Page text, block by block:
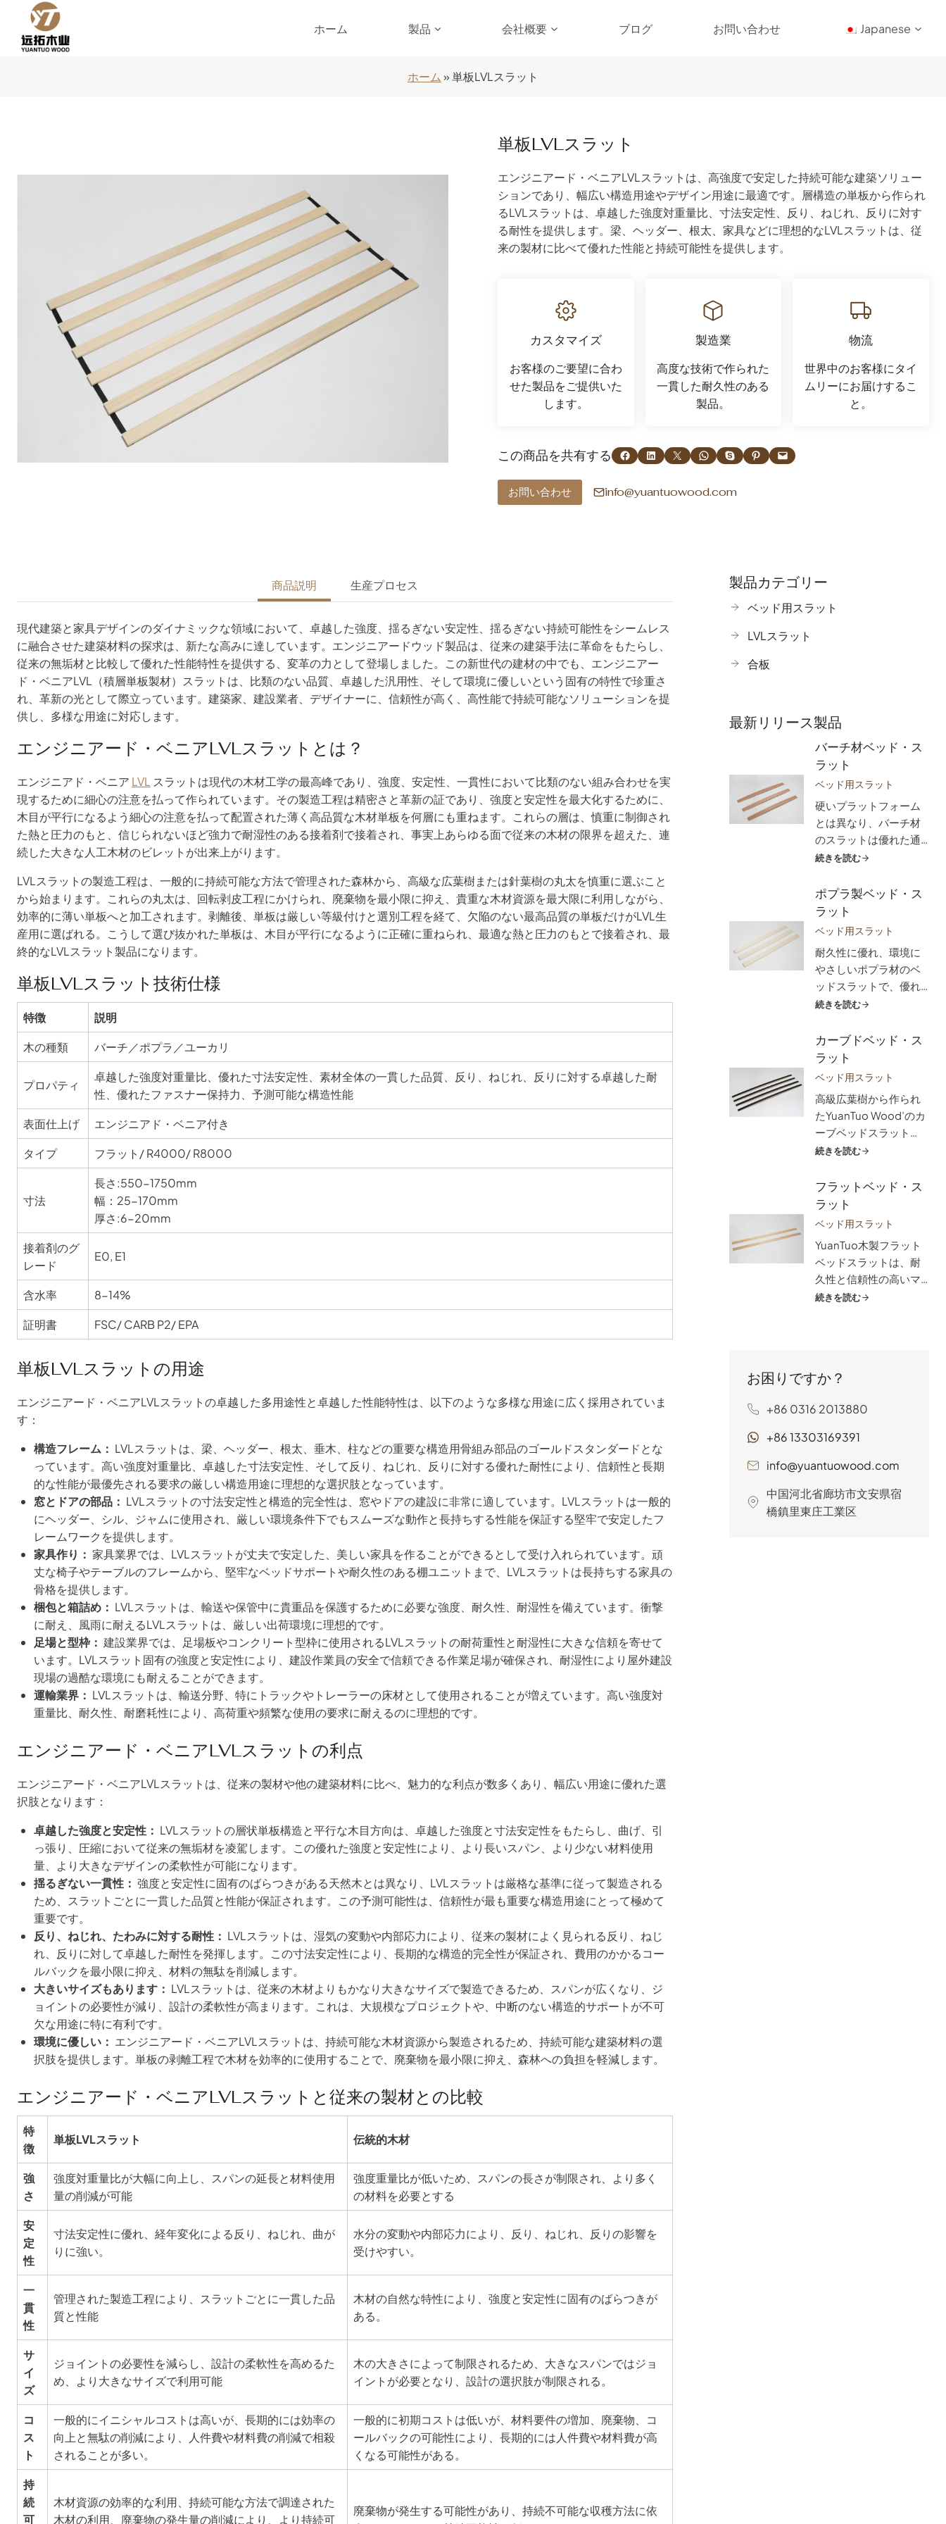
ホーム 製品 会社概要 ブログ お問い合わせ Japanese
ホーム »単板LVLスラット
単板LVLスラット
エンジニアード・ベニアLVLスラットは、高強度で安定した持続可能な建築ソリュー
ションであり、幅広い構造用途やデザイン用途に最適です。層構造の単板から作られ
るLVLスラットは、卓越した強度対重量比、寸法安定性、反り、ねじれ、反りに対す
る耐性を提供します。梁、ヘッダー、根太、家具などに理想的なLVLスラットは、従
来の製材に比べて優れた性能と持続可能性を提供します。
カスタマイズ
お客様のご要望に合わ
せた製品をご提供いた
します。
製造業
高度な技術で作られた
一貫した耐久性のある
製品。
物流
世界中のお客様にタイ
ムリーにお届けするこ
と。
この商品を共有する Facebookでシェアする LinkedInで共有する Xで共有する WhatsAppで共有 Skypeで共有 Pinterestで共有 このページをメールする
お問い合わせ info@yuantuowood.com
商品説明 生産プロセス
現代建築と家具デザインのダイナミックな領域において、卓越した強度、揺るぎない安定性、揺るぎない持続可能性をシームレス
に融合させた建築材料の探求は、新たな高みに達しています。エンジニアードウッド製品は、従来の建築手法に革命をもたらし、
従来の無垢材と比較して優れた性能特性を提供する、変革の力として登場しました。この新世代の建材の中でも、エンジニアー
ド・ベニアLVL（積層単板製材）スラットは、比類のない品質、卓越した汎用性、そして環境に優しいという固有の特性で珍重さ
れ、革新の光として際立っています。建築家、建設業者、デザイナーに、信頼性が高く、高性能で持続可能なソリューションを提
供し、多様な用途に対応します。
エンジニアード・ベニアLVLスラットとは？
エンジニアド・ベニア LVL スラットは現代の木材工学の最高峰であり、強度、安定性、一貫性において比類のない組み合わせを実
現するために細心の注意を払って作られています。その製造工程は精密さと革新の証であり、強度と安定性を最大化するために、
木目が平行になるよう細心の注意を払って配置された薄く高品質な木材単板を何層にも重ねます。これらの層は、慎重に制御され
た熱と圧力のもと、信じられないほど強力で耐湿性のある接着剤で接着され、事実上あらゆる面で従来の木材の限界を超えた、連
続した大きな人工木材のビレットが出来上がります。
LVLスラットの製造工程は、一般的に持続可能な方法で管理された森林から、高級な広葉樹または針葉樹の丸太を慎重に選ぶこと
から始まります。これらの丸太は、回転剥皮工程にかけられ、廃棄物を最小限に抑え、貴重な木材資源を最大限に利用しながら、
効率的に薄い単板へと加工されます。剥離後、単板は厳しい等級付けと選別工程を経て、欠陥のない最高品質の単板だけがLVL生
産用に選ばれる。こうして選び抜かれた単板は、木目が平行になるように正確に重ねられ、最適な熱と圧力のもとで接着され、最
終的なLVLスラット製品になります。
単板LVLスラット技術仕様
特徴
説明
木の種類
バーチ／ポプラ／ユーカリ
プロパティ
卓越した強度対重量比、優れた寸法安定性、素材全体の一貫した品質、反り、ねじれ、反りに対する卓越した耐
性、優れたファスナー保持力、予測可能な構造性能
表面仕上げ
エンジニアド・ベニア付き
タイプ
フラット/ R4000/ R8000
寸法
長さ:550-1750mm
幅：25-170mm
厚さ:6-20mm
接着剤のグ
レード
E0, E1
含水率
8-14%
証明書
FSC/ CARB P2/ EPA
単板LVLスラットの用途
エンジニアード・ベニアLVLスラットの卓越した多用途性と卓越した性能特性は、以下のような多様な用途に広く採用されていま
す：
構造フレーム： LVLスラットは、梁、ヘッダー、根太、垂木、柱などの重要な構造用骨組み部品のゴールドスタンダードとな
っています。高い強度対重量比、卓越した寸法安定性、そして反り、ねじれ、反りに対する優れた耐性により、信頼性と長期
的な性能が最優先される要求の厳しい構造用途に理想的な選択肢となっています。
窓とドアの部品： LVLスラットの寸法安定性と構造的完全性は、窓やドアの建設に非常に適しています。LVLスラットは一般的
にヘッダー、シル、ジャムに使用され、厳しい環境条件下でもスムーズな動作と長持ちする性能を保証する堅牢で安定したフ
レームワークを提供します。
家具作り： 家具業界では、LVLスラットが丈夫で安定した、美しい家具を作ることができるとして受け入れられています。頑
丈な椅子やテーブルのフレームから、堅牢なベッドサポートや耐久性のある棚ユニットまで、LVLスラットは長持ちする家具の
骨格を提供します。
梱包と箱詰め： LVLスラットは、輸送や保管中に貴重品を保護するために必要な強度、耐久性、耐湿性を備えています。衝撃
に耐え、風雨に耐えるLVLスラットは、厳しい出荷環境に理想的です。
足場と型枠： 建設業界では、足場板やコンクリート型枠に使用されるLVLスラットの耐荷重性と耐湿性に大きな信頼を寄せて
います。LVLスラット固有の強度と安定性により、建設作業員の安全で信頼できる作業足場が確保され、耐湿性により屋外建設
現場の過酷な環境にも耐えることができます。
運輸業界： LVLスラットは、輸送分野、特にトラックやトレーラーの床材として使用されることが増えています。高い強度対
重量比、耐久性、耐磨耗性により、高荷重や頻繁な使用の要求に耐えるのに理想的です。
エンジニアード・ベニアLVLスラットの利点
エンジニアード・ベニアLVLスラットは、従来の製材や他の建築材料に比べ、魅力的な利点が数多くあり、幅広い用途に優れた選
択肢となります：
卓越した強度と安定性： LVLスラットの層状単板構造と平行な木目方向は、卓越した強度と寸法安定性をもたらし、曲げ、引
っ張り、圧縮において従来の無垢材を凌駕します。この優れた強度と安定性により、より長いスパン、より少ない材料使用
量、より大きなデザインの柔軟性が可能になります。
揺るぎない一貫性： 強度と安定性に固有のばらつきがある天然木とは異なり、LVLスラットは厳格な基準に従って製造される
ため、スラットごとに一貫した品質と性能が保証されます。この予測可能性は、信頼性が最も重要な構造用途にとって極めて
重要です。
反り、ねじれ、たわみに対する耐性： LVLスラットは、湿気の変動や内部応力により、従来の製材によく見られる反り、ねじ
れ、反りに対して卓越した耐性を発揮します。この寸法安定性により、長期的な構造的完全性が保証され、費用のかかるコー
ルバックを最小限に抑え、材料の無駄を削減します。
大きいサイズもあります： LVLスラットは、従来の木材よりもかなり大きなサイズで製造できるため、スパンが広くなり、ジ
ョイントの必要性が減り、設計の柔軟性が高まります。これは、大規模なプロジェクトや、中断のない構造的サポートが不可
欠な用途に特に有利です。
環境に優しい： エンジニアード・ベニアLVLスラットは、持続可能な木材資源から製造されるため、持続可能な建築材料の選
択肢を提供します。単板の剥離工程で木材を効率的に使用することで、廃棄物を最小限に抑え、森林への負担を軽減します。
エンジニアード・ベニアLVLスラットと従来の製材との比較
特
徴
単板LVLスラット 伝統的木材
強
さ
強度対重量比が大幅に向上し、スパンの延長と材料使用
量の削減が可能
強度重量比が低いため、スパンの長さが制限され、より多く
の材料を必要とする
安
定
性
寸法安定性に優れ、経年変化による反り、ねじれ、曲が
りに強い。
水分の変動や内部応力により、反り、ねじれ、反りの影響を
受けやすい。
一
貫
性
管理された製造工程により、スラットごとに一貫した品
質と性能
木材の自然な特性により、強度と安定性に固有のばらつきが
ある。
サ
イ
ズ
ジョイントの必要性を減らし、設計の柔軟性を高めるた
め、より大きなサイズで利用可能
木の大きさによって制限されるため、大きなスパンではジョ
イントが必要となり、設計の選択肢が制限される。
コ
ス
ト
一般的にイニシャルコストは高いが、長期的には効率の
向上と無駄の削減により、人件費や材料費の削減で相殺
されることが多い。
一般的に初期コストは低いが、材料要件の増加、廃棄物、コ
ールバックの可能性により、長期的には人件費や材料費が高
くなる可能性がある。
持
続
可
木材資源の効率的な利用、持続可能な方法で調達された
木材の利用、廃棄物の発生量の削減により、より持続可
廃棄物が発生する可能性があり、持続不可能な収穫方法に依
製品カテゴリー
ベッド用スラット
LVLスラット
合板
最新リリース製品
バーチ材ベッド・ス
ラット
ベッド用スラット
硬いプラットフォーム
とは異なり、バーチ材
のスラットは優れた通
気性を促進し、マット
ち、湿気の蓄積を防ぐ
最適な空気循環を可能
れた構造により、その
性能は長持ちします。
快適さと健康の両方を
優先した睡眠体験を求
める、目の肥えたお客
す。バーチ材のベッド
スラットをお選びいた
だき、サポート性、通
気性、持続可能性に優
れた土台の違いをご体
感ください。
続きを読む
ポプラ製ベッド・ス
ラット
ベッド用スラット
耐久性に優れ、環境に
やさしいポプラ材のベ
ッドスラットで、優れ
た睡眠サポートをご体
軟なスラットが体にフ
ィットし、背骨の正し
し、ツボを緩和しま
す。マットレスの通気
性を高め、より健康的
な睡眠環境をお楽しみ
ください。ご家庭やホ
客様のニーズに合わせ
てカスタマイズできる
スラットです。
続きを読む
カーブドベッド・ス
ラット
ベッド用スラット
高級広葉樹から作られ
たYuanTuo Wood’のカ
ーブベッドスラット
は、身体の自然なカー
のない人間工学に基づ
いたサポートを提供し
背骨のアライメントを
整え、血液循環を改善
し、安らかな眠りをお
約束します。家庭用家
具、ホスピタリティ、
久性と長持ちする快適
さを保証します。
続きを読む
フラットベッド・ス
ラット
ベッド用スラット
YuanTuo木製フラット
ベッドスラットは、耐
久性と信頼性の高いマ
ットレスサポートを提
し、カビを防ぎます。
まざまなベッドフレー
ムに対応しているの
DIYプロジェクトに最適
な眠りのために、
YuanTuo Woodをお選
続きを読む
お困りですか？
+86 0316 2013880
+86 13303169391
info@yuantuowood.com
中国河北省廊坊市文安県宿
橋鎮里東庄工業区